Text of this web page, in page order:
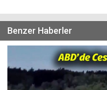
Benzer Haberler